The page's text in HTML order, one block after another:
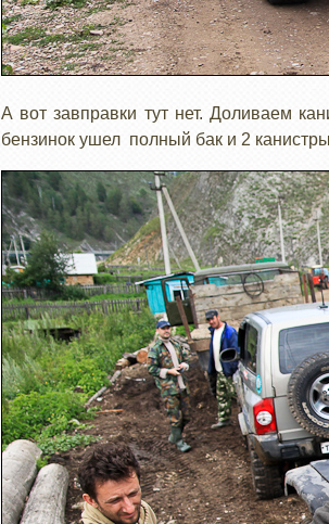
А вот завправки тут нет. Доливаем
бензинок ушел полный бак и 2